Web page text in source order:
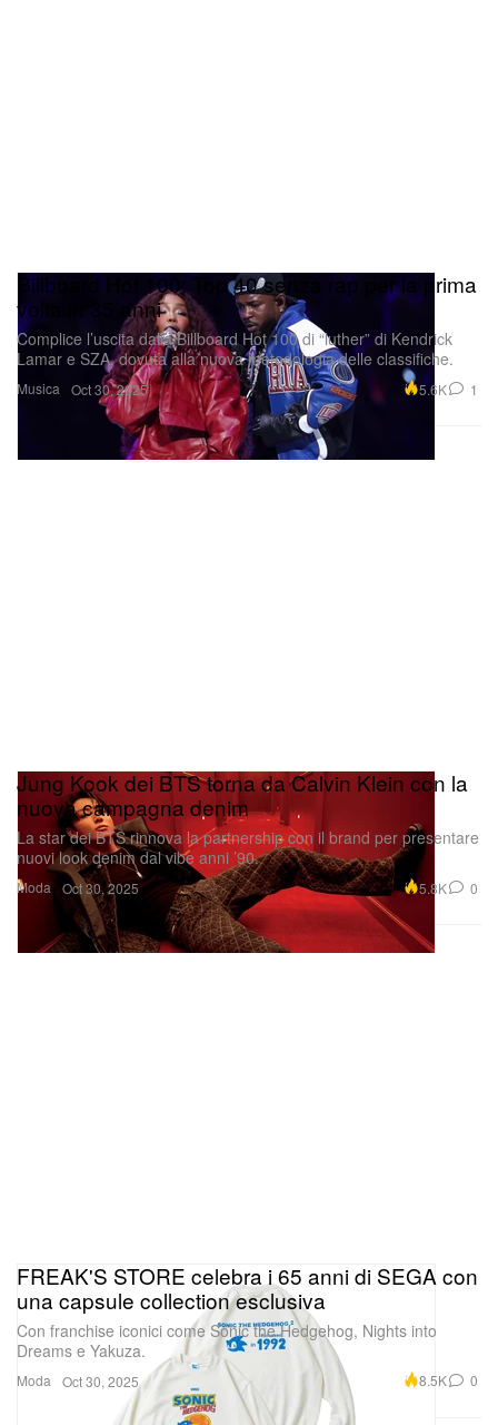
Musica
Billboard Hot 100: Top 40 senza rap per la prima
volta in 35 anni
Complice l’uscita dalla Billboard Hot 100 di “luther” di Kendrick
Lamar e SZA, dovuta alla nuova metodologia delle classifiche.
Oct 30, 2025 5.6K 1
Moda
Jung Kook dei BTS torna da Calvin Klein con la
nuova campagna denim
La star dei BTS rinnova la partnership con il brand per presentare
nuovi look denim dal vibe anni ’90.
Oct 30, 2025 5.8K 0
Moda
FREAK'S STORE celebra i 65 anni di SEGA con
una capsule collection esclusiva
Con franchise iconici come Sonic the Hedgehog, Nights into
Dreams e Yakuza.
Oct 30, 2025 8.5K 0